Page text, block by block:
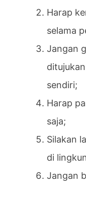
Harap
selama
Jangan
sendiri;
Harap
saja;
Silakan
di
Jangan